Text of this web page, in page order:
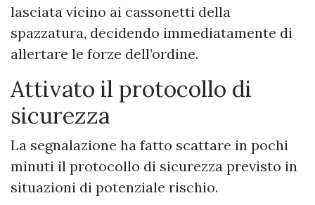
lasciata vicino ai cassonetti della
spazzatura, decidendo immediatamente di
allertare le forze dell’ordine.
Attivato il protocollo di
sicurezza
La segnalazione ha fatto scattare in pochi
minuti il protocollo di sicurezza previsto in
situazioni di potenziale rischio.